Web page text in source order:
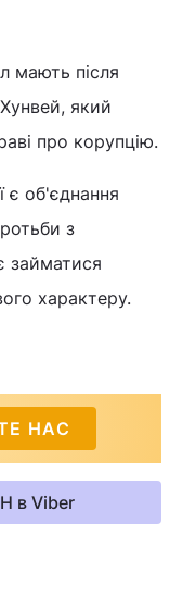
мають після
Хунвей, який
про корупцію.
є об'єднання
з
займатися
характеру.
НАС
в Viber